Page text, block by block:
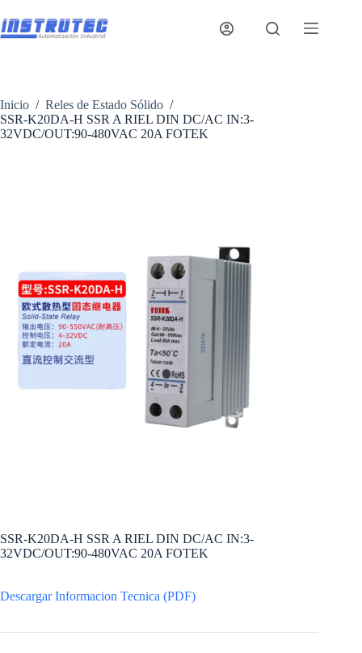
al
contenido
Inicio / Reles de Estado Sólido /
SSR-K20DA-H SSR A RIEL DIN DC/AC IN:3-
32VDC/OUT:90-480VAC 20A FOTEK
SSR-K20DA-H SSR A RIEL DIN DC/AC IN:3-
32VDC/OUT:90-480VAC 20A FOTEK
Descargar Informacion Tecnica (PDF)